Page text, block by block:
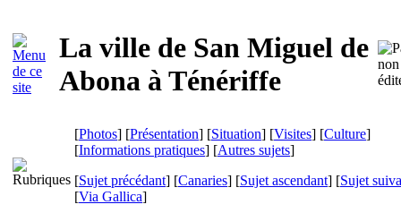
La ville de San Miguel de
Abona à Ténériffe
[Photos] [Présentation] [Situation] [Visites] [Culture]
[Informations pratiques] [Autres sujets]
[Sujet précédant] [Canaries] [Sujet ascendant] [Sujet
[Via Gallica]